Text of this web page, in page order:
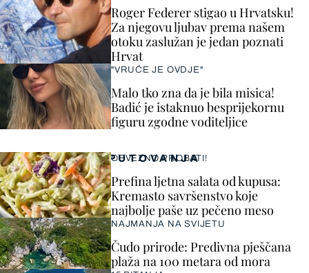
Roger Federer stigao u Hrvatsku!
Za njegovu ljubav prema našem
otoku zaslužan je jedan poznati
Hrvat
"VRUĆE JE OVDJE"
Malo tko zna da je bila misica!
Badić je istaknuo besprijekornu
figuru zgodne voditeljice
PUTOVANJA
OBVEZNO PROBATI!
Prefina ljetna salata od kupusa:
Kremasto savršenstvo koje
najbolje paše uz pečeno meso
NAJMANJA NA SVIJETU
Čudo prirode: Predivna pješčana
plaža na 100 metara od mora